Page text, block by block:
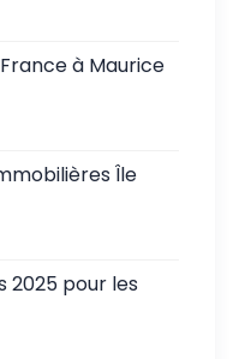
à Maurice
Île
2025 pour les